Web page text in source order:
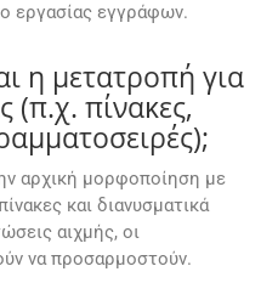
εργασίας εγγράφων.
η μετατροπή για
(π.χ. πίνακες,
αρχική μορφοποίηση με
και διανυσματικά
αιχμής, οι
να προσαρμοστούν.